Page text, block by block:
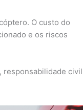
O custo do
e os riscos
responsabilidade civil